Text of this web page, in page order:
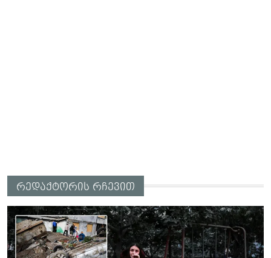
რედაქტორის რჩევით